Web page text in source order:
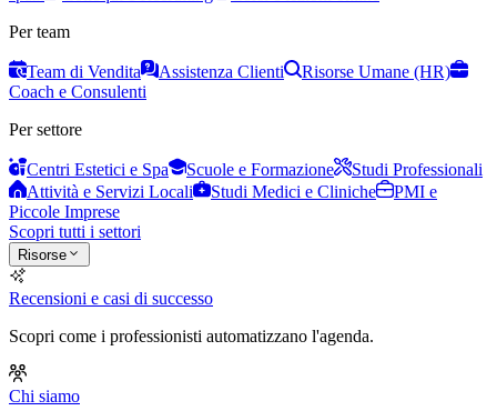
Per team
Team di Vendita Assistenza Clienti
Risorse Umane (HR)
Coach e Consulenti
Per settore
Centri Estetici e Spa Scuole e Formazione
Studi Professionali
Attività e Servizi Locali
Studi Medici e Cliniche
PMI e
Piccole Imprese
Scopri tutti i settori
Risorse
Recensioni e casi di successo
Scopri come i professionisti automatizzano l'agenda.
Chi siamo